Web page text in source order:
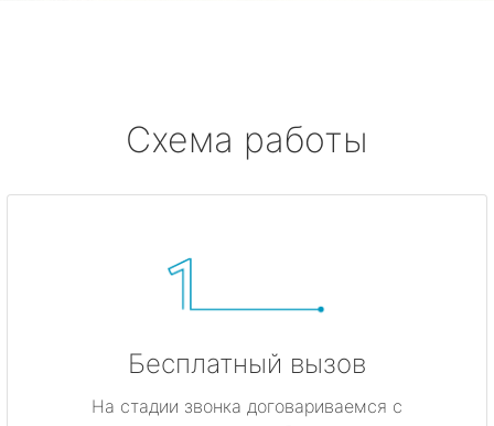
Схема работы
Бесплатный вызов
На стадии звонка договариваемся с